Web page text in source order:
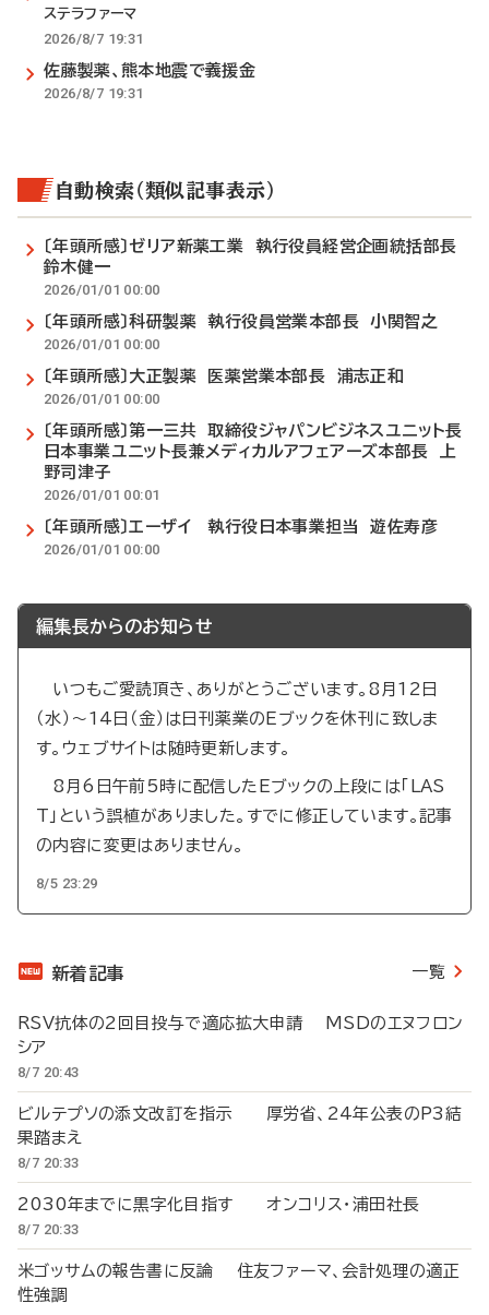
ステラファーマ
2026/8/7 19:31
佐藤製薬、熊本地震で義援金
2026/8/7 19:31
自動検索（類似記事表示）
〔年頭所感〕ゼリア新薬工業 執行役員経営企画統括部長
鈴木健一
2026/01/01 00:00
〔年頭所感〕科研製薬 執行役員営業本部長 小関智之
2026/01/01 00:00
〔年頭所感〕大正製薬 医薬営業本部長 浦志正和
2026/01/01 00:00
〔年頭所感〕第一三共 取締役ジャパンビジネスユニット長
日本事業ユニット長兼メディカルアフェアーズ本部長 上
野司津子
2026/01/01 00:01
〔年頭所感〕エーザイ 執行役日本事業担当 遊佐寿彦
2026/01/01 00:00
編集長からのお知らせ
いつもご愛読頂き、ありがとうございます。8月12日
（水）～14日（金）は日刊薬業のEブックを休刊に致しま
す。ウェブサイトは随時更新します。
8月6日午前5時に配信したEブックの上段には「LAS
T」という誤植がありました。すでに修正しています。記事
の内容に変更はありません。
8/5 23:29
新着記事 一覧
RSV抗体の2回目投与で適応拡大申請 MSDのエヌフロン
シア
8/7 20:43
ビルテプソの添文改訂を指示 厚労省、24年公表のP3結
果踏まえ
8/7 20:33
2030年までに黒字化目指す オンコリス・浦田社長
8/7 20:33
米ゴッサムの報告書に反論 住友ファーマ、会計処理の適正
性強調